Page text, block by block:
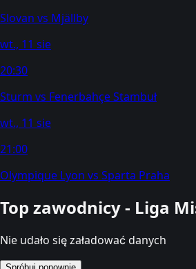
Slovan vs Mjällby
wt., 11 sie
20:30
Sturm vs Fenerbahçe Stambuł
wt., 11 sie
21:00
Olympique Lyon vs Sparta Praha
Top zawodnicy - Liga
Nie udało się załadować danych